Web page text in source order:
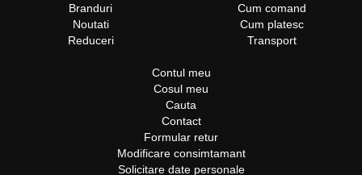
Branduri
Noutati
Reduceri
Cum comand
Cum platesc
Transport
Contul meu
Cosul meu
Cauta
Contact
Formular retur
Modificare consimtamant
Solicitare date personale